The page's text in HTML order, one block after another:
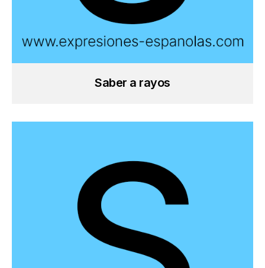
Saber a rayos